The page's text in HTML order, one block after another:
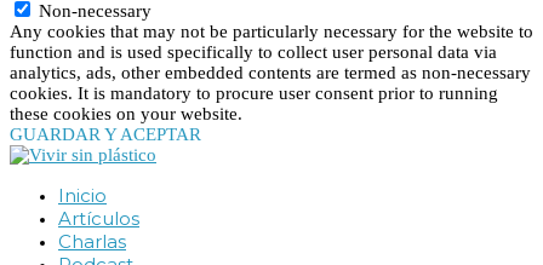
Non-necessary
Any cookies that may not be particularly necessary for the website to
function and is used specifically to collect user personal data via
analytics, ads, other embedded contents are termed as non-necessary
cookies. It is mandatory to procure user consent prior to running
these cookies on your website.
GUARDAR Y ACEPTAR
Inicio
Artículos
Charlas